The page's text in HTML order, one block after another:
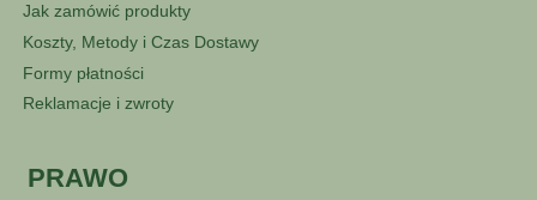
Jak zamówić produkty
Koszty, Metody i Czas Dostawy
Formy płatności
Reklamacje i zwroty
PRAWO